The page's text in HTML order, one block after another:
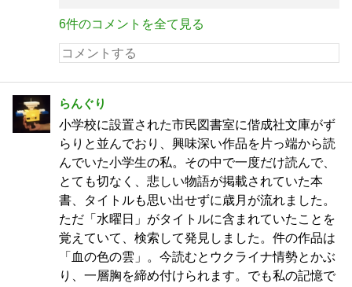
6件のコメントを全て見る
らんぐり
小学校に設置された市民図書室に偕成社文庫がず
らりと並んでおり、興味深い作品を片っ端から読
んでいた小学生の私。その中で一度だけ読んで、
とても切なく、悲しい物語が掲載されていた本
書、タイトルも思い出せずに歳月が流れました。
ただ「水曜日」がタイトルに含まれていたことを
覚えていて、検索して発見しました。件の作品は
「血の色の雲」。今読むとウクライナ情勢とかぶ
り、一層胸を締め付けられます。でも私の記憶で